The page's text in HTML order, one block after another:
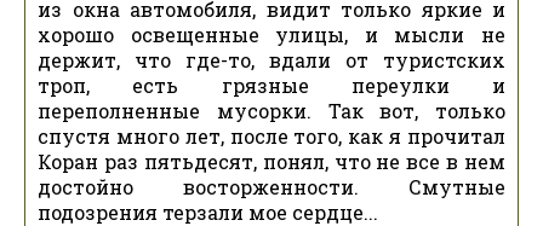
из окна автомобиля, видит только яркие и
хорошо освещенные улицы, и мысли не
держит, что где-то, вдали от туристских
троп, есть грязные переулки и
переполненные мусорки. Так вот, только
спустя много лет, после того, как я прочитал
Коран раз пятьдесят, понял, что не все в нем
достойно восторженности. Смутные
подозрения терзали мое сердце...